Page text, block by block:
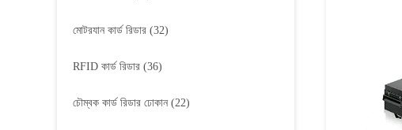
মোটরযান কার্ড রিডার (32)
RFID কার্ড রিডার (36)
চৌম্বক কার্ড রিডার ঢোকান(22)